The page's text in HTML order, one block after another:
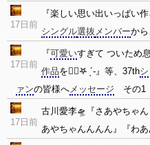
17日前
『楽しい思い出いっぱい
シングル選抜 メンバーから
17日前
『可愛いすぎて ついため
作品を✊🏻𖤐 ̖´-』等、37th
ァンの皆様へメッセージ その1
17日前
古川愛李🛸『さあやちゃ
あやちゃんんんん』『わあ